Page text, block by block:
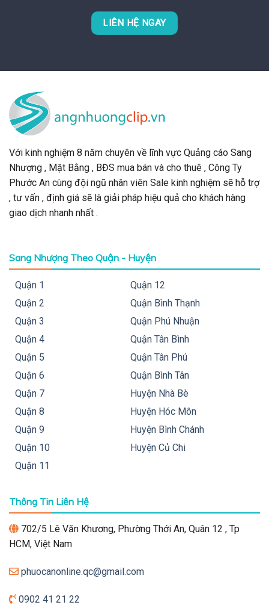
LIÊN HỆ NGAY
Với kinh nghiệm 8 năm chuyên về lĩnh vực Quảng cáo Sang
Nhượng , Mặt Bằng , BĐS mua bán và cho thuê , Công Ty
Phước An cùng đội ngũ nhân viên Sale kinh nghiệm sẽ hỗ trợ
, tư vấn , định giá sẽ là giải pháp hiệu quả cho khách hàng
giao dịch nhanh nhất .
Sang Nhượng Theo Quận - Huyện
Quận 1
Quận 2
Quận 3
Quận 4
Quận 5
Quận 6
Quận 7
Quận 8
Quận 9
Quận 10
Quận 11
Quận 12
Quận Bình Thạnh
Quận Phú Nhuận
Quận Tân Bình
Quận Tân Phú
Quận Bình Tân
Huyện Nhà Bè
Huyện Hóc Môn
Huyện Bình Chánh
Huyện Củ Chi
Thông Tin Liên Hệ
702/5 Lê Văn Khương, Phường Thới An, Quân 12 , Tp
HCM, Việt Nam
phuocanonline.qc@gmail.com
0902 41 21 22